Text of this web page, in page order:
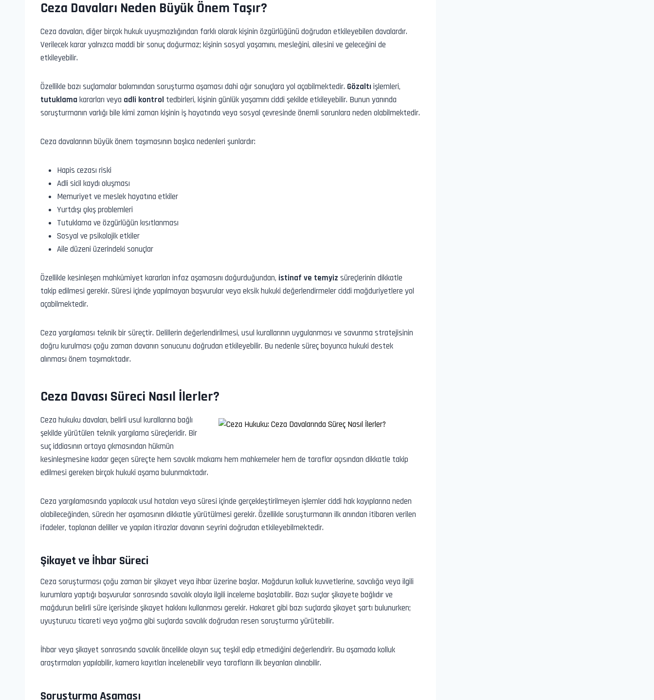
Ceza Davaları Neden Büyük Önem Taşır?
Ceza davaları, diğer birçok hukuk uyuşmazlığından farklı olarak kişinin özgürlüğünü doğrudan etkileyebilen davalardır.
Verilecek karar yalnızca maddi bir sonuç doğurmaz; kişinin sosyal yaşamını, mesleğini, ailesini ve geleceğini de
etkileyebilir.
Özellikle bazı suçlamalar bakımından soruşturma aşaması dahi ağır sonuçlara yol açabilmektedir. Gözaltıişlemleri,
tutuklamakararları veya adli kontrol tedbirleri, kişinin günlük yaşamını ciddi şekilde etkileyebilir. Bunun yanında
soruşturmanın varlığı bile kimi zaman kişinin iş hayatında veya sosyal çevresinde önemli sorunlara neden olabilmektedir.
Ceza davalarının büyük önem taşımasının başlıca nedenleri şunlardır:
Hapis cezası riski
Adli sicil kaydı oluşması
Memuriyet ve meslek hayatına etkiler
Yurtdışı çıkış problemleri
Tutuklama ve özgürlüğün kısıtlanması
Sosyal ve psikolojik etkiler
Aile düzeni üzerindeki sonuçlar
Özellikle kesinleşen mahkûmiyet kararları infaz aşamasını doğurduğundan, istinaf ve temyiz süreçlerinin dikkatle
takip edilmesi gerekir. Süresi içinde yapılmayan başvurular veya eksik hukuki değerlendirmeler ciddi mağduriyetlere yol
açabilmektedir.
Ceza yargılaması teknik bir süreçtir. Delillerin değerlendirilmesi, usul kurallarının uygulanması ve savunma stratejisinin
doğru kurulması çoğu zaman davanın sonucunu doğrudan etkileyebilir. Bu nedenle süreç boyunca hukuki destek
alınması önem taşımaktadır.
Ceza Davası Süreci Nasıl İlerler?
Ceza hukuku davaları, belirli usul kurallarına bağlı
şekilde yürütülen teknik yargılama süreçleridir. Bir
suç iddiasının ortaya çıkmasından hükmün
kesinleşmesine kadar geçen süreçte hem savcılık makamı hem mahkemeler hem de taraflar açısından dikkatle takip
edilmesi gereken birçok hukuki aşama bulunmaktadır.
Ceza yargılamasında yapılacak usul hataları veya süresi içinde gerçekleştirilmeyen işlemler ciddi hak kayıplarına neden
olabileceğinden, sürecin her aşamasının dikkatle yürütülmesi gerekir. Özellikle soruşturmanın ilk anından itibaren verilen
ifadeler, toplanan deliller ve yapılan itirazlar davanın seyrini doğrudan etkileyebilmektedir.
Şikayet ve İhbar Süreci
Ceza soruşturması çoğu zaman bir şikayet veya ihbar üzerine başlar. Mağdurun kolluk kuvvetlerine, savcılığa veya ilgili
kurumlara yaptığı başvurular sonrasında savcılık olayla ilgili inceleme başlatabilir. Bazı suçlar şikayete bağlıdır ve
mağdurun belirli süre içerisinde şikayet hakkını kullanması gerekir. Hakaret gibi bazı suçlarda şikayet şartı bulunurken;
uyuşturucu ticareti veya yağma gibi suçlarda savcılık doğrudan resen soruşturma yürütebilir.
İhbar veya şikayet sonrasında savcılık öncelikle olayın suç teşkil edip etmediğini değerlendirir. Bu aşamada kolluk
araştırmaları yapılabilir, kamera kayıtları incelenebilir veya tarafların ilk beyanları alınabilir.
Soruşturma Aşaması